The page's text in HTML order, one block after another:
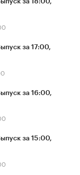
за 18:00,
за 17:00,
за 16:00,
за 15:00,